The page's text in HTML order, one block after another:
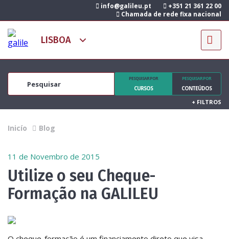
info@galileu.pt
+351 21 361 22 00
Chamada de rede fixa nacional
PESQUISAR POR
CURSOS
PESQUISAR POR
CONTEÚDOS
+ FILTROS
Inicío Blog
11 de Novembro de 2015
Utilize o seu Cheque-
Formação na GALILEU